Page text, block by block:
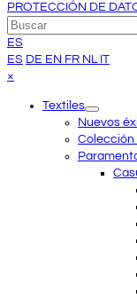
PROTECCIÓN DE
Volver
arriba
Buscar
ES
ES DE EN FR NL IT
×
menuTextiles
Nuevos
Colección